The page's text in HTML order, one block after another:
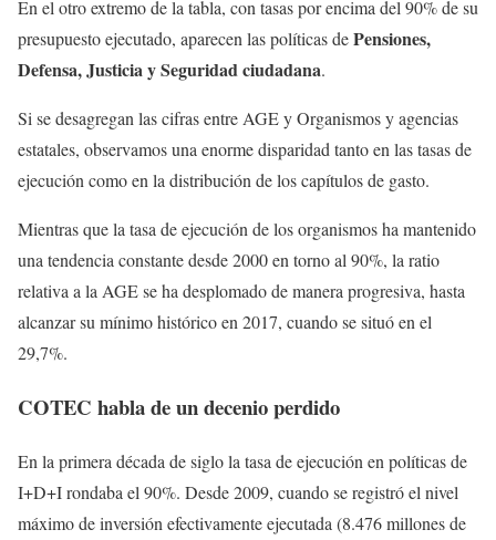
En el otro extremo de la tabla, con tasas por encima del 90% de su
presupuesto ejecutado, aparecen las políticas dePensiones,
Defensa, Justicia y Seguridad ciudadana.
Si se desagregan las cifras entre AGE y Organismos y agencias
estatales, observamos una enorme disparidad tanto en las tasas de
ejecución como en la distribución de los capítulos de gasto.
Mientras que la tasa de ejecución de los organismos ha mantenido
una tendencia constante desde 2000 en torno al 90%, la ratio
relativa a la AGE se ha desplomado de manera progresiva, hasta
alcanzar su mínimo histórico en 2017, cuando se situó en el
29,7%.
COTEC habla de un decenio perdido
En la primera década de siglo la tasa de ejecución en políticas de
I+D+I rondaba el 90%. Desde 2009, cuando se registró el nivel
máximo de inversión efectivamente ejecutada (8.476 millones de